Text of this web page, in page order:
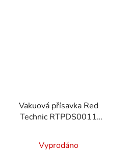
Vakuová přísavka Red
Technic RTPDS0011
Vyprodáno